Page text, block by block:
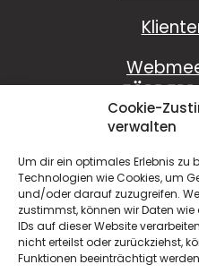
Cookie-
verwalten
Um dir ein optimales Erlebnis zu
Technologien wie Cookies, um
und/oder darauf zuzugreifen.
zustimmst, können wir Daten
IDs auf dieser Website
nicht erteilst oder zurückziehst,
Funktionen beeinträchtigt